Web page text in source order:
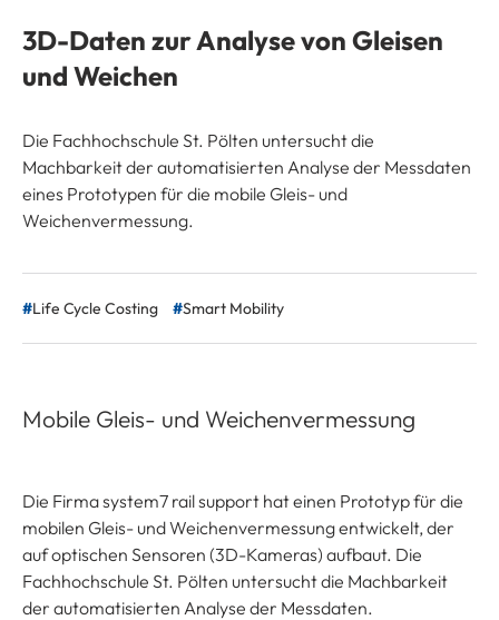
3D-Daten zur Analyse von Gleisen
und Weichen
Die Fachhochschule St. Pölten untersucht die
Machbarkeit der automatisierten Analyse der Messdaten
eines Prototypen für die mobile Gleis- und
Weichenvermessung.
Life Cycle Costing Smart Mobility
Mobile Gleis- und Weichenvermessung
Die Firma system7 rail support hat einen Prototyp für die
mobilen Gleis- und Weichenvermessung entwickelt, der
auf optischen Sensoren (3D-Kameras) aufbaut. Die
Fachhochschule St. Pölten untersucht die Machbarkeit
der automatisierten Analyse der Messdaten.